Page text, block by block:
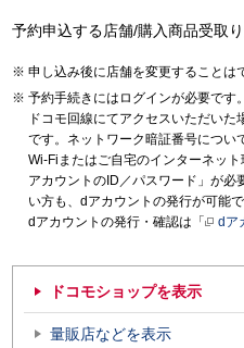
予約申込する店舗/購入商品受取
申し込み後に店舗を変更することは
予約手続きにはログインが必要です。
ドコモ回線にてアクセスいただい
です。ネットワーク暗証番号につい
Wi-Fiまたはご自宅のインターネッ
アカウントのID／パスワード」が必
い方も、dアカウントの発行が可能で
dアカウントの発行・確認は「
dア
ドコモショップを表示
量販店などを表示